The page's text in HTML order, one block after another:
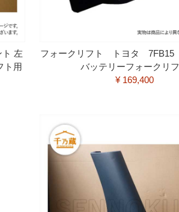
左
ト用
フォークリフト トヨタ 7FB15
バッテリーフォークリ
¥ 169,400